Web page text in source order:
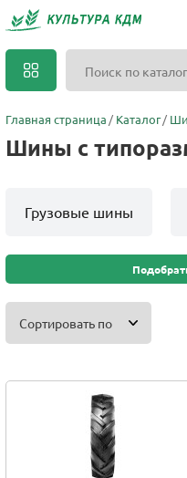
Главная страница Каталог
Шины с
Грузовые шины
Сортировать по